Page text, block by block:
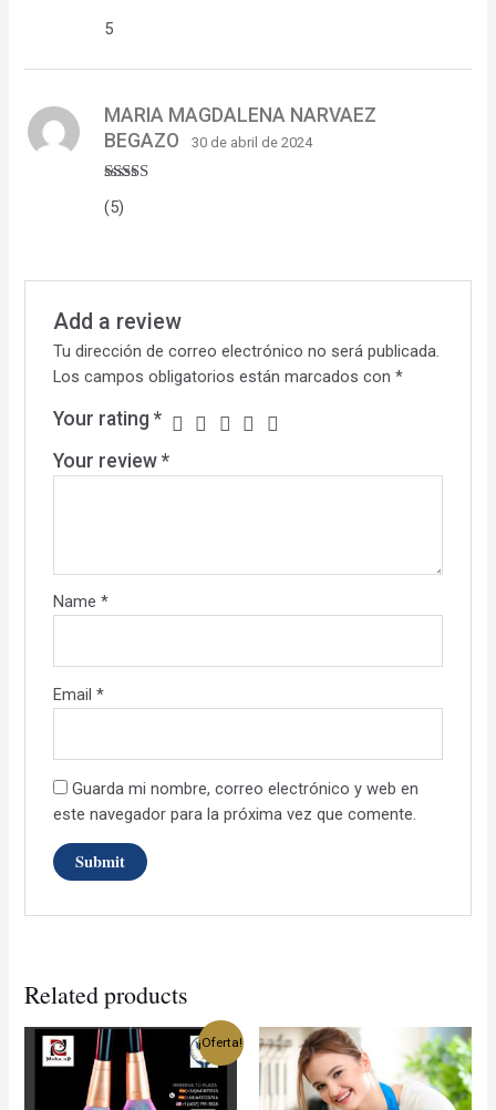
of 5
5
of 5
MARIA MAGDALENA NARVAEZ
BEGAZO
30 de abril de 2024
(5)
Add a review
Tu dirección de correo electrónico no será publicada.
Los campos obligatorios están marcados con *
Your rating *
Your review *
Name *
Email *
Guarda mi nombre, correo electrónico y web en
este navegador para la próxima vez que comente.
Related products
¡Oferta!